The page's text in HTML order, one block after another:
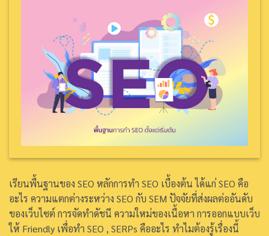
เรียนพื้นฐานของ SEO หลักการทำ SEO เบื้องต้น ได้แก่ SEO คือ
อะไร ความแตกต่างระหว่าง SEO กับ SEM ปัจจัยที่ส่งผลต่ออันดับ
ของเว็บไซต์ การจัดทำดัชนี ความใหม่ของเนื้อหา การออกแบบเว็บ
ให้ Friendly เพื่อทำ SEO , SERPs คืออะไร ทำไมต้องรู้เรื่องนี้